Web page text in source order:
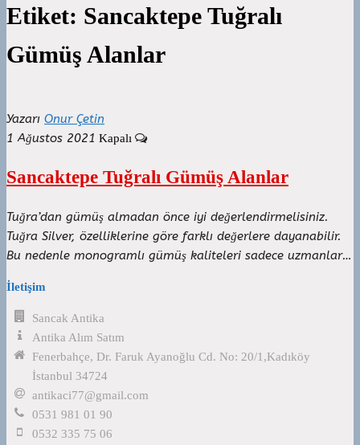
Etiket: Sancaktepe Tuğralı
Gümüş Alanlar
Yazarı Onur Çetin
1 Ağustos 2021 Kapalı
Sancaktepe Tuğralı Gümüş Alanlar
Tuğra’dan gümüş almadan önce iyi değerlendirmelisiniz.
Tuğra Silver, özelliklerine göre farklı değerlere dayanabilir.
Bu nedenle monogramlı gümüş kaliteleri sadece uzmanlar…
İletişim
Sancak Antika
Antika Alım Satım
Fenerbahçe, Dr. Faruk Ayanoğlu Cd. No: 20/1,Kadıköy
İstanbul 34724
antikaci77@gmail.com
0531 981 01 90
0532 335 75 06